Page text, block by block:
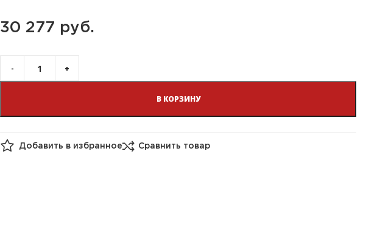
30 277 руб.
В КОРЗИНУ
Добавить в избранное Сравнить товар